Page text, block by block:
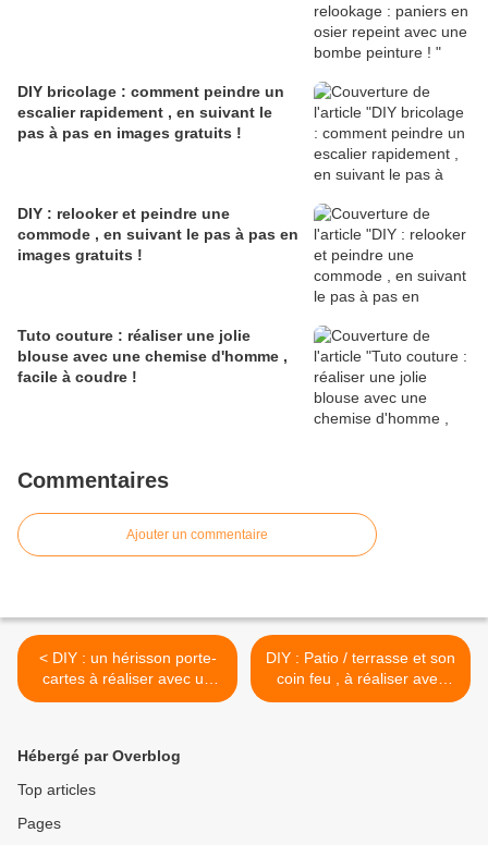
DIY bricolage : comment peindre un
escalier rapidement , en suivant le
pas à pas en images gratuits !
DIY : relooker et peindre une
commode , en suivant le pas à pas en
images gratuits !
Tuto couture : réaliser une jolie
blouse avec une chemise d'homme ,
facile à coudre !
Commentaires
Ajouter un commentaire
< DIY : un hérisson porte-
cartes à réaliser avec un
livre usagé , en suivant son
DIY : Patio / terrasse et son
coin feu , à réaliser avec
son pas à pas en images
Hébergé par Overblog
Top articles
Pages